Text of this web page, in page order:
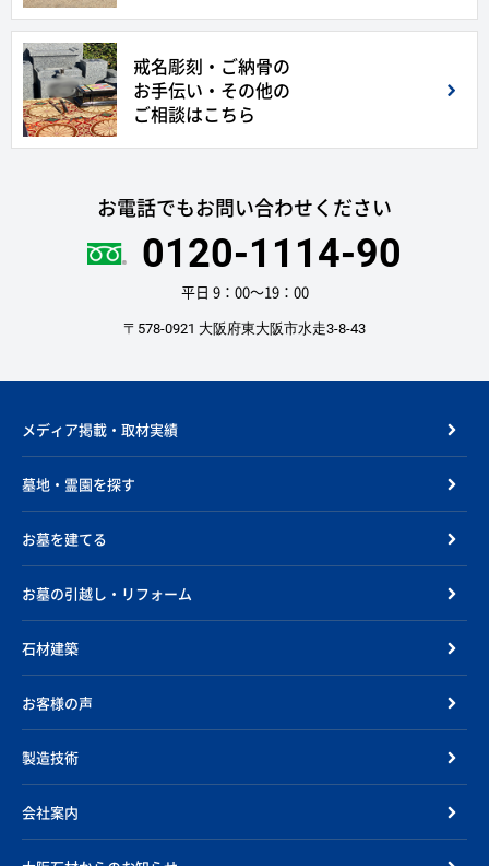
戒名彫刻・ご納骨の
お手伝い・その他の
ご相談はこちら
お電話でもお問い合わせください
0120-1114-90
平日 9：00〜19：00
〒578-0921 大阪府東大阪市水走3-8-43
メディア掲載・取材実績
墓地・霊園を探す
お墓を建てる
お墓の引越し・リフォーム
石材建築
お客様の声
製造技術
会社案内